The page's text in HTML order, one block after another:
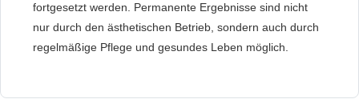
fortgesetzt werden. Permanente Ergebnisse sind nicht
nur durch den ästhetischen Betrieb, sondern auch durch
regelmäßige Pflege und gesundes Leben möglich.